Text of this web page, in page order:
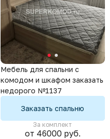
Мебель для спальни с
комодом и шкафом заказать
недорого №1137
Заказать спальню
За комплект
от 46000 руб.